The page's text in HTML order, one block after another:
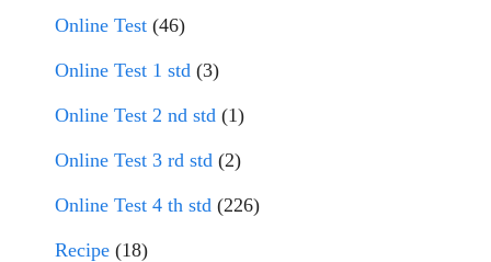
Online Test (46)
Online Test 1 std (3)
Online Test 2 nd std (1)
Online Test 3 rd std (2)
Online Test 4 th std (226)
Recipe (18)